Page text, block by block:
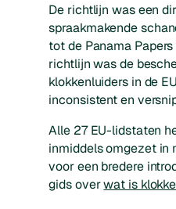
De richtlijn was een
spraakmakende
tot de Panama
richtlijn was de
klokkenluiders in de
inconsistent en
Alle 27 EU-lidstaten
inmiddels omgezet in
voor een bredere
gids overwat is